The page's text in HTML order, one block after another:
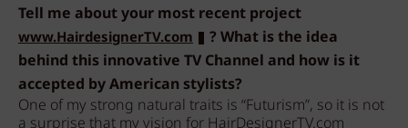
Tell me about your most recent project
www.HairdesignerTV.com
? What is the idea
behind this innovative TV Channel and how is it
accepted by American stylists?
One of my strong natural traits is “Futurism”, so it is not